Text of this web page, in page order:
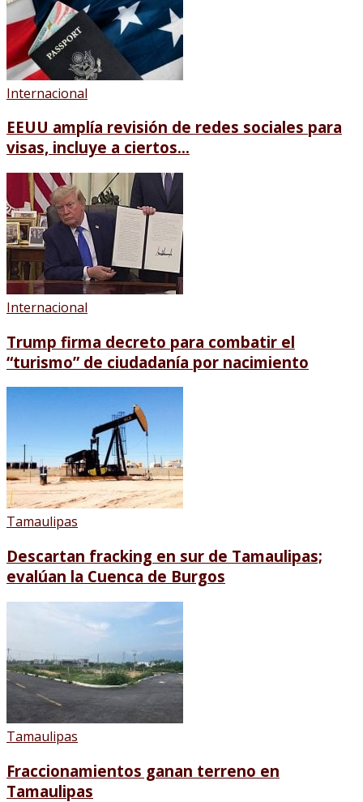
Internacional
EEUU amplía revisión de redes sociales para
visas, incluye a ciertos...
Internacional
Trump firma decreto para combatir el
“turismo” de ciudadanía por nacimiento
Tamaulipas
Descartan fracking en sur de Tamaulipas;
evalúan la Cuenca de Burgos
Tamaulipas
Fraccionamientos ganan terreno en
Tamaulipas